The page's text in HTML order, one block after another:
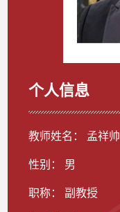
个人信息
教师姓名： 孟祥帅
性别： 男
职称： 副教授